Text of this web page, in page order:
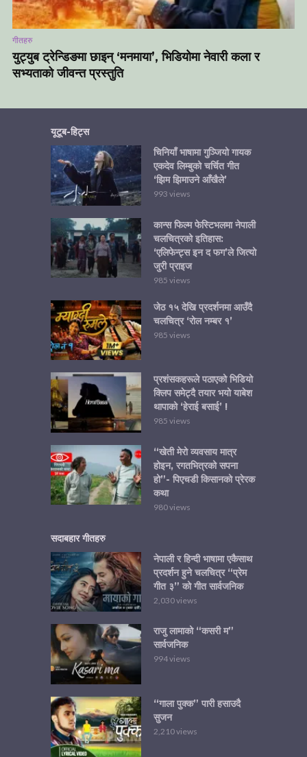
गीतहरु
युट्युब ट्रेन्डिङमा छाइन् ‘मनमाया’, भिडियोमा नेवारी कला र
सभ्यताको जीवन्त प्रस्तुति
यूटूब-हिट्स
चिनियाँ भाषामा गुञ्जियो गायक
एकदेव लिम्बुको चर्चित गीत
‘झिम झिमाउने आँखैले’
993 views
कान्स फिल्म फेस्टिभलमा नेपाली
चलचित्रको इतिहास:
‘एलिफेन्ट्स इन द फग’ले जित्यो
जुरी प्राइज
985 views
जेठ १५ देखि प्रदर्शनमा आउँदै
चलचित्र ‘रोल नम्बर १’
985 views
प्रशंसकहरूले पठाएको भिडियो
क्लिप समेट्दै तयार भयो याबेश
थापाको ‘हेराई बसाई’ !
985 views
“खेती मेरो व्यवसाय मात्र
होइन, रगतभित्रको सपना
हो”- पिएचडी किसानको प्रेरक
कथा
980 views
सदाबहार गीतहरु
नेपाली र हिन्दी भाषामा एकैसाथ
प्रदर्शन हुने चलचित्र “प्रेम
गीत ३” को गीत सार्वजनिक
2,030 views
राजु लामाको “कसरी म”
सार्वजनिक
994 views
“गाला पुक्क” पारी हसाउदै
सुजन
2,210 views